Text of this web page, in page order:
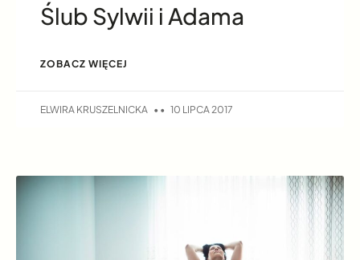
Ślub Sylwii i Adama
ZOBACZ WIĘCEJ
ELWIRA KRUSZELNICKA 10 LIPCA 2017